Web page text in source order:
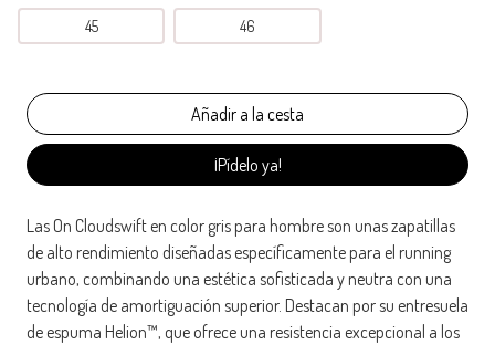
45 46
¡Pídelo ya!
Las On Cloudswift en color gris para hombre son unas zapatillas
de alto rendimiento diseñadas específicamente para el running
urbano, combinando una estética sofisticada y neutra con una
tecnología de amortiguación superior. Destacan por su entresuela
de espuma Helion™, que ofrece una resistencia excepcional a los